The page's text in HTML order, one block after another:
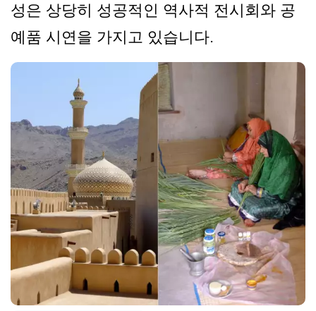
성은 상당히 성공적인 역사적 전시회와 공
예품 시연을 가지고 있습니다.